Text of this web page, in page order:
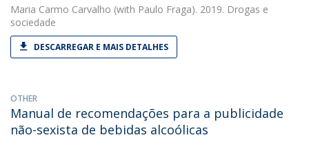
Maria Carmo Carvalho (with Paulo Fraga). 2019. Drogas e
sociedade
DESCARREGAR E MAIS DETALHES
OTHER
Manual de recomendações para a publicidade
não-sexista de bebidas alcoólicas